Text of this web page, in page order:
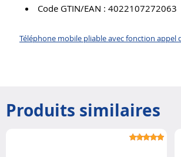
Code GTIN/EAN : 4022107272063
Téléphone mobile pliable avec fonction appel
Produits similaires